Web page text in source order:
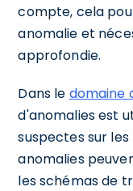
compte, cela
anomalie et
approfondie.
Dans le domaine
d'anomalies est
suspectes sur
anomalies
les schémas de